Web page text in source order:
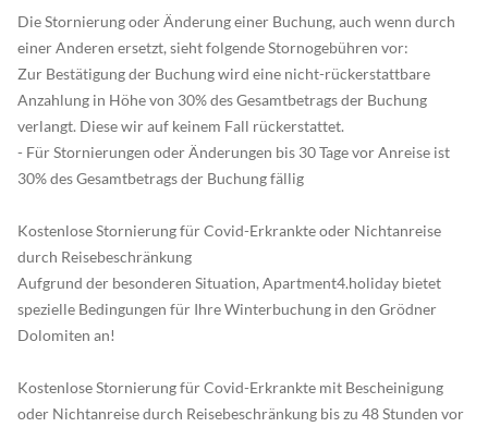
Die Stornierung oder Änderung einer Buchung, auch wenn durch
einer Anderen ersetzt, sieht folgende Stornogebühren vor:
Zur Bestätigung der Buchung wird eine nicht-rückerstattbare
Anzahlung in Höhe von 30% des Gesamtbetrags der Buchung
verlangt. Diese wir auf keinem Fall rückerstattet.
- Für Stornierungen oder Änderungen bis 30 Tage vor Anreise ist
30% des Gesamtbetrags der Buchung fällig
Kostenlose Stornierung für Covid-Erkrankte oder Nichtanreise
durch Reisebeschränkung
Aufgrund der besonderen Situation, Apartment4.holiday bietet
spezielle Bedingungen für Ihre Winterbuchung in den Grödner
Dolomiten an!
Kostenlose Stornierung für Covid-Erkrankte mit Bescheinigung
oder Nichtanreise durch Reisebeschränkung bis zu 48 Stunden vor